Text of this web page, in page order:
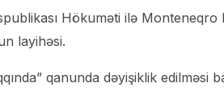
Hökuməti ilə Monteneqro
layihəsi.
qanunda dəyişiklik